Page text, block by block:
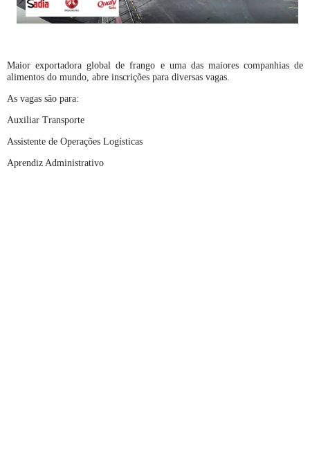
Maior exportadora global de frango e uma das maiores companhias de
alimentos do mundo, abre inscrições para diversas vagas.
As vagas são para:
Auxiliar Transporte
Assistente de Operações Logísticas
Aprendiz Administrativo